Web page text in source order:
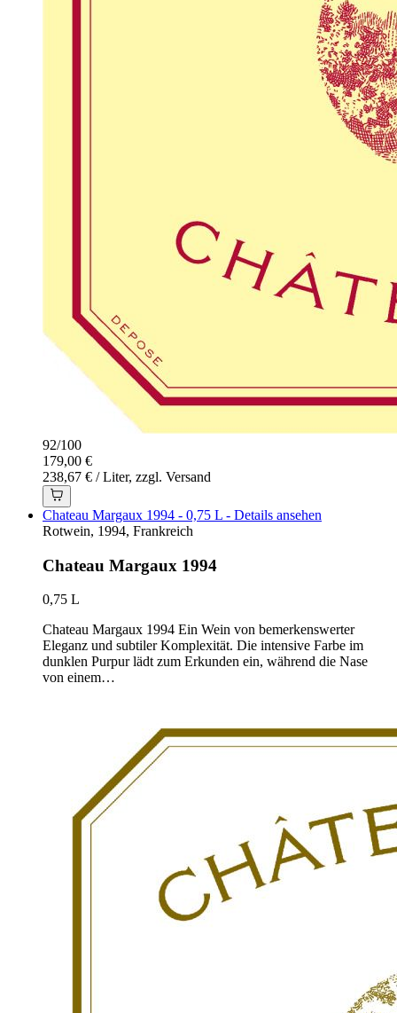
92/100
179,00 €
238,67 € / Liter, zzgl. Versand
Chateau Margaux 1994 - 0,75 L - Details ansehen
Rotwein, 1994, Frankreich
Chateau Margaux 1994
0,75 L
Chateau Margaux 1994 Ein Wein von bemerkenswerter
Eleganz und subtiler Komplexität. Die intensive Farbe im
dunklen Purpur lädt zum Erkunden ein, während die Nase
von einem…